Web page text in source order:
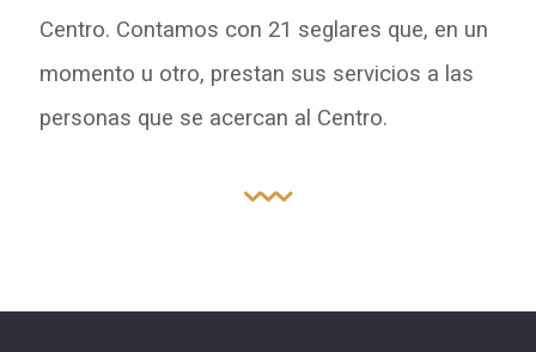
Centro. Contamos con 21 seglares que, en un
momento u otro, prestan sus servicios a las
personas que se acercan al Centro.